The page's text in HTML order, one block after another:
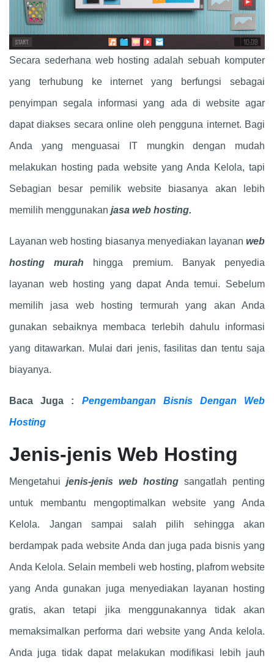
Secara sederhana web hosting adalah sebuah komputer
yang terhubung ke internet yang berfungsi sebagai
penyimpan segala informasi yang ada di website agar
dapat diakses secara online oleh pengguna internet. Bagi
Anda yang menguasai IT mungkin dengan mudah
melakukan hosting pada website yang Anda Kelola, tapi
Sebagian besar pemilik website biasanya akan lebih
memilih menggunakan jasa web hosting.
Layanan web hosting biasanya menyediakan layanan web
hosting murah hingga premium. Banyak penyedia
layanan web hosting yang dapat Anda temui. Sebelum
memilih jasa web hosting termurah yang akan Anda
gunakan sebaiknya membaca terlebih dahulu informasi
yang ditawarkan. Mulai dari jenis, fasilitas dan tentu saja
biayanya.
Baca Juga : Pengembangan Bisnis Dengan Web
Hosting
Jenis-jenis Web Hosting
Mengetahui jenis-jenis web hosting sangatlah penting
untuk membantu mengoptimalkan website yang Anda
Kelola. Jangan sampai salah pilih sehingga akan
berdampak pada website Anda dan juga pada bisnis yang
Anda Kelola. Selain membeli web hosting, plafrom website
yang Anda gunakan juga menyediakan layanan hosting
gratis, akan tetapi jika menggunakannya tidak akan
memaksimalkan performa dari website yang Anda kelola.
Anda juga tidak dapat melakukan modifikasi lebih jauh